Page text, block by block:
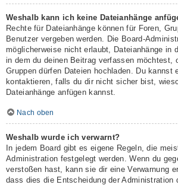
Weshalb kann ich keine Dateianhänge
Rechte für Dateianhänge können für Foren,
Benutzer vergeben werden. Die Board-
möglicherweise nicht erlaubt, Dateianhänge in
in dem du deinen Beitrag verfassen möchtest,
Gruppen dürfen Dateien hochladen. Du kannst
kontaktieren, falls du dir nicht sicher bist,
Dateianhänge anfügen kannst.
Nach oben
Weshalb wurde ich verwarnt?
In jedem Board gibt es eigene Regeln, die
Administration festgelegt werden. Wenn du
verstoßen hast, kann sie dir eine Verwarnung
dass dies die Entscheidung der Administration